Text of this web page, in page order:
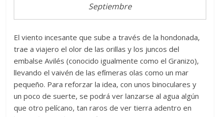
Septiembre
El viento incesante que sube a través de la hondonada,
trae a viajero el olor de las orillas y los juncos del
embalse Avilés (conocido igualmente como el Granizo),
llevando el vaivén de las efímeras olas como un mar
pequeño. Para reforzar la idea, con unos binoculares y
un poco de suerte, se podrá ver lanzarse al agua algún
que otro pelícano, tan raros de ver tierra adentro en